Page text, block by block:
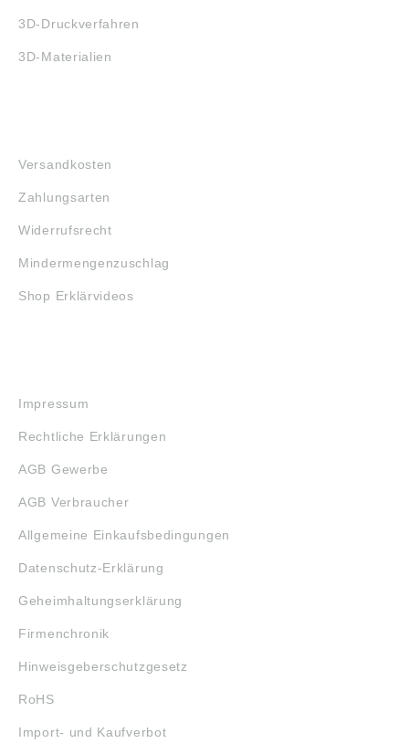
3D-Druckverfahren
3D-Materialien
Versandkosten
Zahlungsarten
Widerrufsrecht
Mindermengenzuschlag
Shop Erklärvideos
Impressum
Rechtliche Erklärungen
AGB Gewerbe
AGB Verbraucher
Allgemeine Einkaufsbedingungen
Datenschutz-Erklärung
Geheimhaltungserklärung
Firmenchronik
Hinweisgeberschutzgesetz
RoHS
Import- und Kaufverbot